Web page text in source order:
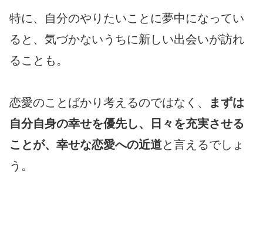
特に、自分のやりたいことに夢中になってい
ると、気づかないうちに新しい出会いが訪れ
ることも。
恋愛のことばかり考えるのではなく、
まずは
自分自身の幸せを優先し、日々を充実させる
ことが、幸せな恋愛への近道と言えるでしょ
う。